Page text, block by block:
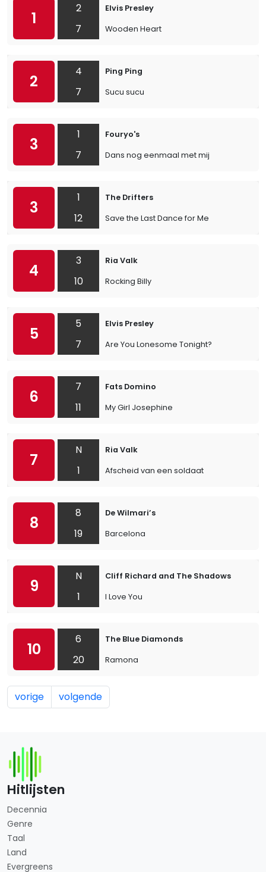
1
2
7
Elvis Presley
Wooden Heart
2
4
7
Ping Ping
Sucu sucu
3
1
7
Fouryo's
Dans nog eenmaal met mij
3
1
12
The Drifters
Save the Last Dance for Me
4
3
10
Ria Valk
Rocking Billy
5
5
7
Elvis Presley
Are You Lonesome Tonight?
6
7
11
Fats Domino
My Girl Josephine
7
N
1
Ria Valk
Afscheid van een soldaat
8
8
19
De Wilmari’s
Barcelona
9
N
1
Cliff Richard and The Shadows
I Love You
10
6
20
The Blue Diamonds
Ramona
vorige volgende
Hitlijsten
Decennia
Genre
Taal
Land
Evergreens